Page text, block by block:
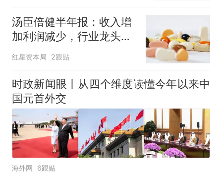
汤臣倍健半年报：收入增
加利润减少，行业龙头的
AB面
红星资本局 2跟贴
时政新闻眼丨从四个维度读懂今年以来中
国元首外交
海外网 6跟贴